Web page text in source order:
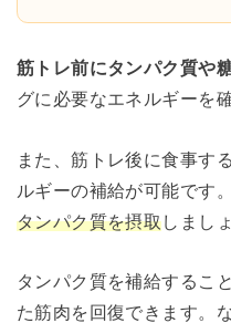
筋トレ前にタンパク質や
グに必要なエネルギーを
また、筋トレ後に食事す
ルギーの補給が可能です。
タンパク質を摂取しまし
タンパク質を補給するこ
た筋肉を回復できます。な